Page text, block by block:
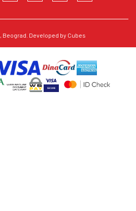
, Beograd. Developed by Cubes